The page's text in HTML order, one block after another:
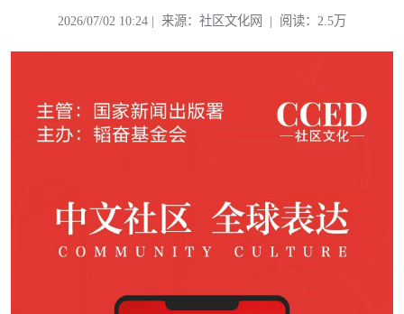
2026/07/02 10:24 | 来源：社区文化网 | 阅读：2.5万